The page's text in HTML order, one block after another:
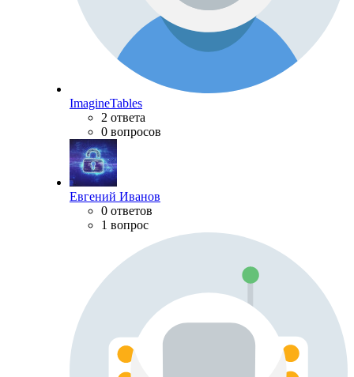
ImagineTables
2 ответа
0 вопросов
Евгений Иванов
0 ответов
1 вопрос